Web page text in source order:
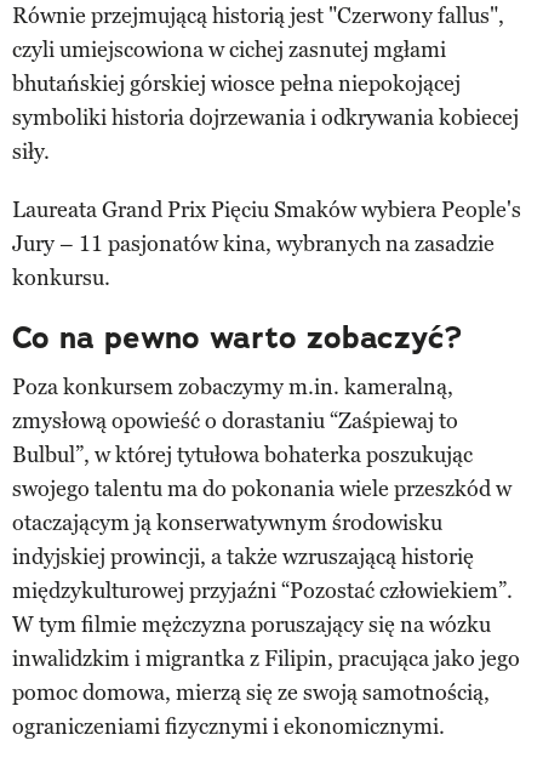
Równie przejmującą historią jest "Czerwony fallus",
czyli umiejscowiona w cichej zasnutej mgłami
bhutańskiej górskiej wiosce pełna niepokojącej
symboliki historia dojrzewania i odkrywania kobiecej
siły.
Laureata Grand Prix Pięciu Smaków wybiera People's
Jury – 11 pasjonatów kina, wybranych na zasadzie
konkursu.
Co na pewno warto zobaczyć?
Poza konkursem zobaczymy m.in. kameralną,
zmysłową opowieść o dorastaniu “Zaśpiewaj to
Bulbul”, w której tytułowa bohaterka poszukując
swojego talentu ma do pokonania wiele przeszkód w
otaczającym ją konserwatywnym środowisku
indyjskiej prowincji, a także wzruszającą historię
międzykulturowej przyjaźni “Pozostać człowiekiem”.
W tym filmie mężczyzna poruszający się na wózku
inwalidzkim i migrantka z Filipin, pracująca jako jego
pomoc domowa, mierzą się ze swoją samotnością,
ograniczeniami fizycznymi i ekonomicznymi.